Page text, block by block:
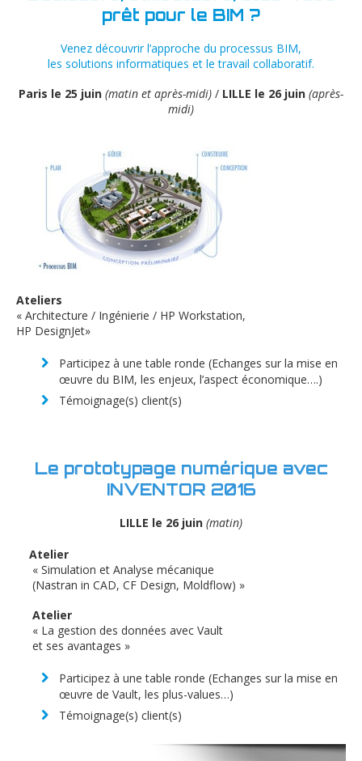
prêt pour le BIM ?
Venez découvrir l’approche du processus BIM,
les solutions informatiques et le travail collaboratif.
Paris le 25 juin (matin et après-midi) / LILLE le 26 juin (après-
midi)
Ateliers
« Architecture / Ingénierie / HP Workstation,
HP DesignJet»
Participez à une table ronde (Echanges sur la mise en
œuvre du BIM, les enjeux, l’aspect économique….)
Témoignage(s) client(s)
Le prototypage numérique avec
INVENTOR 2016
LILLE le 26 juin (matin)
Atelier
« Simulation et Analyse mécanique
(Nastran in CAD, CF Design, Moldflow) »
Atelier
« La gestion des données avec Vault
et ses avantages »
Participez à une table ronde (Echanges sur la mise en
œuvre de Vault, les plus-values…)
Témoignage(s) client(s)